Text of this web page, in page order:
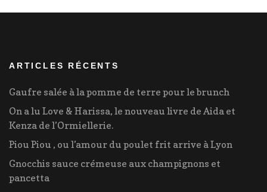
ARTICLES RÉCENTS
Gaufre salée à la pomme de terre pour le brunch
On a lu Love & Harissa, le nouveau livre de Aida et
Kenza de l’Ormiellerie.
Piou Piou , ou l’amour du poulet frit arrive à Lyon
Gnocchis sauce crémeuse aux champignons et
pancetta